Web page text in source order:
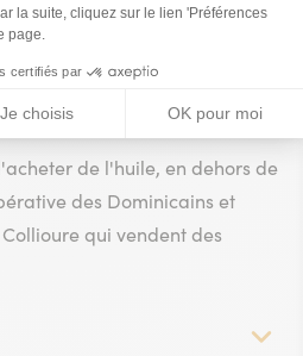
jours de visites.
magnets, des plateaux et des
de l'huile, en dehors de
des Dominicains et
qui vendent des